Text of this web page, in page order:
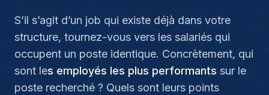
S’il s’agit d’un job qui existe déjà dans votre
structure, tournez-vous vers les salariés qui
occupent un poste identique. Concrètement, qui
sont les employés les plus performants sur le
poste recherché ? Quels sont leurs points